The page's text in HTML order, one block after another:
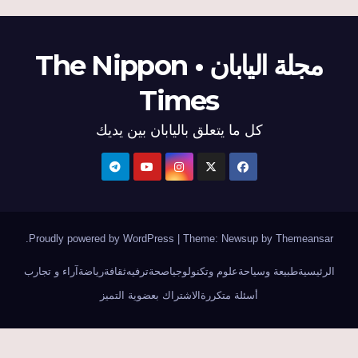
مجلة اليابان • The Nippon
Times
كل ما يتعلق باليابان بين يديك
Proudly powered by WordPress Theme: Newsup by Themeansar
.
الرئيسيةطبيعة وسياحةعلوم وتكنولوجياصحةترفيهثقافةرياضةآراء و تجارب
أسئلة متكررة الاشتراك بعضوية التميز